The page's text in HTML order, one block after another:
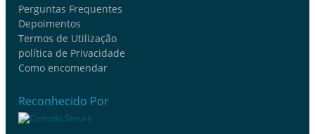
Perguntas Frequentes
Depoimentos
Termos de Utilização
política de Privacidade
Como encomendar
Reconhecido Por